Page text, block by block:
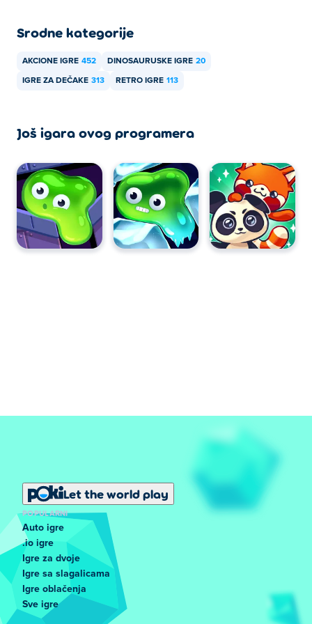
Srodne kategorije
AKCIONE IGRE 452 DINOSAURUSKE IGRE 20
IGRE ZA DEČAKE 313 RETRO IGRE 113
Još igara ovog programera
Let the world play
POPULARNI
Auto igre
.io igre
Igre za dvoje
Igre sa slagalicama
Igre oblačenja
Sve igre